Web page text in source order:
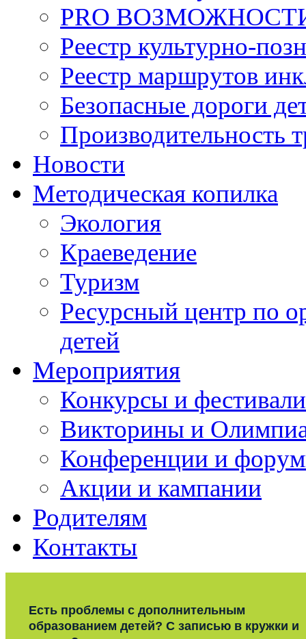
PRO
Реестр культурно-
Реестр маршрутов
Безопасные дороги
Производительность
Новости
Методическая копилка
Экология
Краеведение
Туризм
Ресурсный центр по
детей
Мероприятия
Конкурсы и фестивали
Викторины и
Конференции и
Акции и кампании
Родителям
Контакты
Есть проблемы с дополнительным
образованием детей? С записью в кружки и